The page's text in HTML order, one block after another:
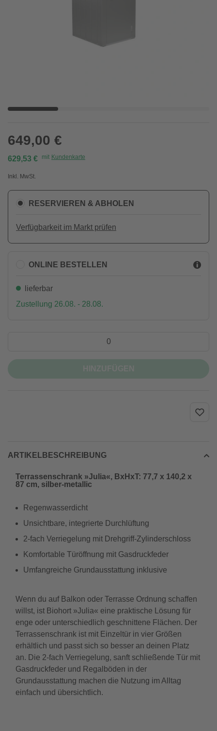
649,00 €
629,53 € mit Kundenkarte
Inkl. MwSt.
RESERVIEREN & ABHOLEN
Verfügbarkeit im Markt prüfen
ONLINE BESTELLEN
lieferbar
Zustellung 26.08. - 28.08.
ARTIKELBESCHREIBUNG
Terrassenschrank »Julia«, BxHxT: 77,7 x 140,2 x
87 cm, silber-metallic
Regenwasserdicht
Unsichtbare, integrierte Durchlüftung
2-fach Verriegelung mit Drehgriff-Zylinderschloss
Komfortable Türöffnung mit Gasdruckfeder
Umfangreiche Grundausstattung inklusive
Wenn du auf Balkon oder Terrasse Ordnung schaffen
willst, ist Biohort »Julia« eine praktische Lösung für
enge oder unterschiedlich geschnittene Flächen. Der
Terrassenschrank ist mit Einzeltür in vier Größen
erhältlich und passt sich so besser an deinen Platz
an. Die 2-fach Verriegelung, sanft schließende Tür mit
Gasdruckfeder und Regalböden in der
Grundausstattung machen die Nutzung im Alltag
einfach und übersichtlich.